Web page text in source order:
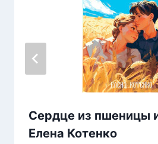
Сердце из пшеницы
Елена Котенко